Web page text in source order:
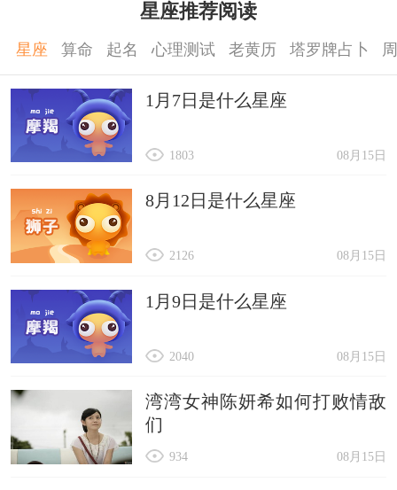
星座推荐阅读
星座 算命 起名 心理测试 老黄历 塔罗牌占卜
1月7日是什么星座
08月15日
1803
8月12日是什么星座
08月15日
2126
1月9日是什么星座
08月15日
2040
湾湾女神陈妍希如何打败情敌
们
08月15日
934